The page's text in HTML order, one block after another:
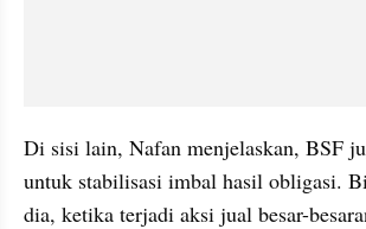
Di sisi lain, Nafan menjelaskan, BSF
untuk stabilisasi imbal hasil obligasi.
dia, ketika terjadi aksi jual besar-